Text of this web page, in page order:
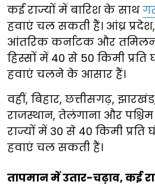
कई राज्यों में बारिश के साथ
हवाएं चल सकती हैं। आंध्र प्रदेश,
आंतरिक कर्नाटक और
हिस्सों में 40 से 50 किमी
हवाएं चलने के आसार हैं।
वहीं, बिहार, छत्तीसगढ़,
राजस्थान, तेलंगाना और
राज्यों में 30 से 40 किमी
हवाएं चल सकती हैं।
तापमान में उतार-चढ़ाव, कई